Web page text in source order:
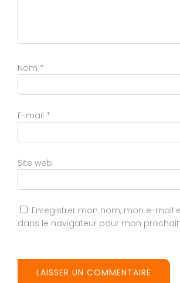
Nom *
E-mail *
Site web
Enregistrer mon nom, mon e-mail
dans le navigateur pour mon